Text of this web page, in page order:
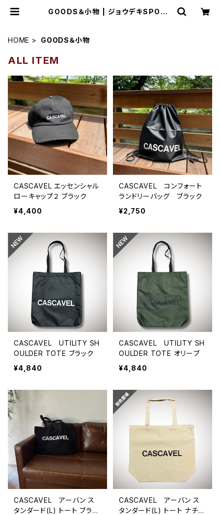
GOODS＆小物 | ジョウデキSPORT
HOME GOODS＆小物
ALL ITEM
CASCAVEL エッセンシャル
ローキャップ２ ブラック
¥4,400
CASCAVEL コンフォート
ランドリーバッグ ブラック
¥2,750
CASCAVEL UTILITY SH
OULDER TOTE ブラック
¥4,840
CASCAVEL UTILITY SH
OULDER TOTE オリーブ
¥4,840
CASCAVEL アーバン ス
タンダード(L) トート ブラッ
CASCAVEL アーバン ス
タンダード(L) トート ナチュ